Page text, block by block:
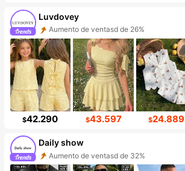
Luvdovey
Aumento de ventasd de 26%
$42.290 $43.597 $24.889
Daily show
Aumento de ventasd de 32%